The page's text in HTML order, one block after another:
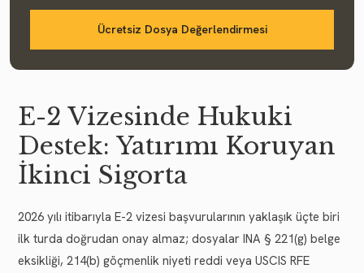
Ücretsiz Dosya Değerlendirmesi
E-2 Vizesinde Hukuki
Destek: Yatırımı Koruyan
İkinci Sigorta
2026 yılı itibarıyla E-2 vizesi başvurularının yaklaşık üçte biri
ilk turda doğrudan onay almaz; dosyalar INA § 221(g) belge
eksikliği, 214(b) göçmenlik niyeti reddi veya USCIS RFE